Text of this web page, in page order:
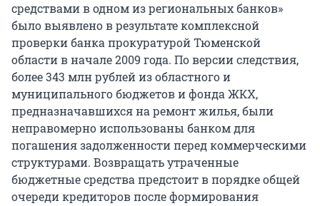
средствами в одном из региональных банков»
было выявлено в результате комплексной
проверки банка прокуратурой Тюменской
области в начале 2009 года. По версии следствия,
более 343 млн рублей из областного и
муниципального бюджетов и фонда ЖКХ,
предназначавшихся на ремонт жилья, были
неправомерно использованы банком для
погашения задолженности перед коммерческими
структурами. Возвращать утраченные
бюджетные средства предстоит в порядке общей
очереди кредиторов после формирования